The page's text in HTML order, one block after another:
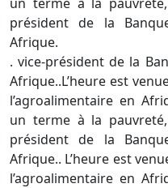
président de la
Afrique.
. vice-président de la
Afrique..L’heure est
l’agroalimentaire en
un terme à la
président de la
Afrique.. L’heure est
l’agroalimentaire en